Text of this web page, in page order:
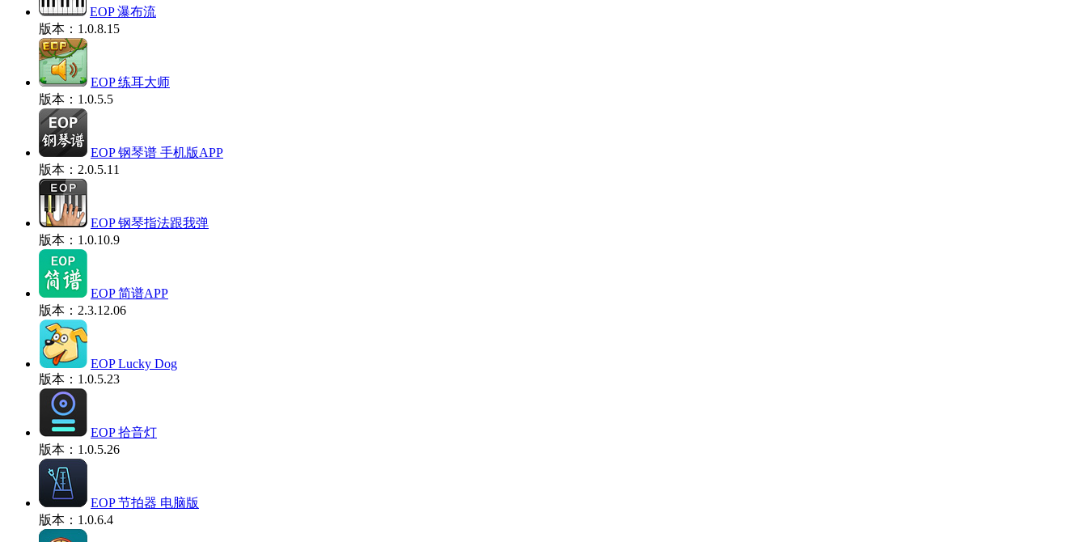
EOP 瀑布流
版本：1.0.8.15
EOP 练耳大师
版本：1.0.5.5
EOP 钢琴谱 手机版APP
版本：2.0.5.11
EOP 钢琴指法跟我弹
版本：1.0.10.9
EOP 简谱APP
版本：2.3.12.06
EOP Lucky Dog
版本：1.0.5.23
EOP 拾音灯
版本：1.0.5.26
EOP 节拍器 电脑版
版本：1.0.6.4